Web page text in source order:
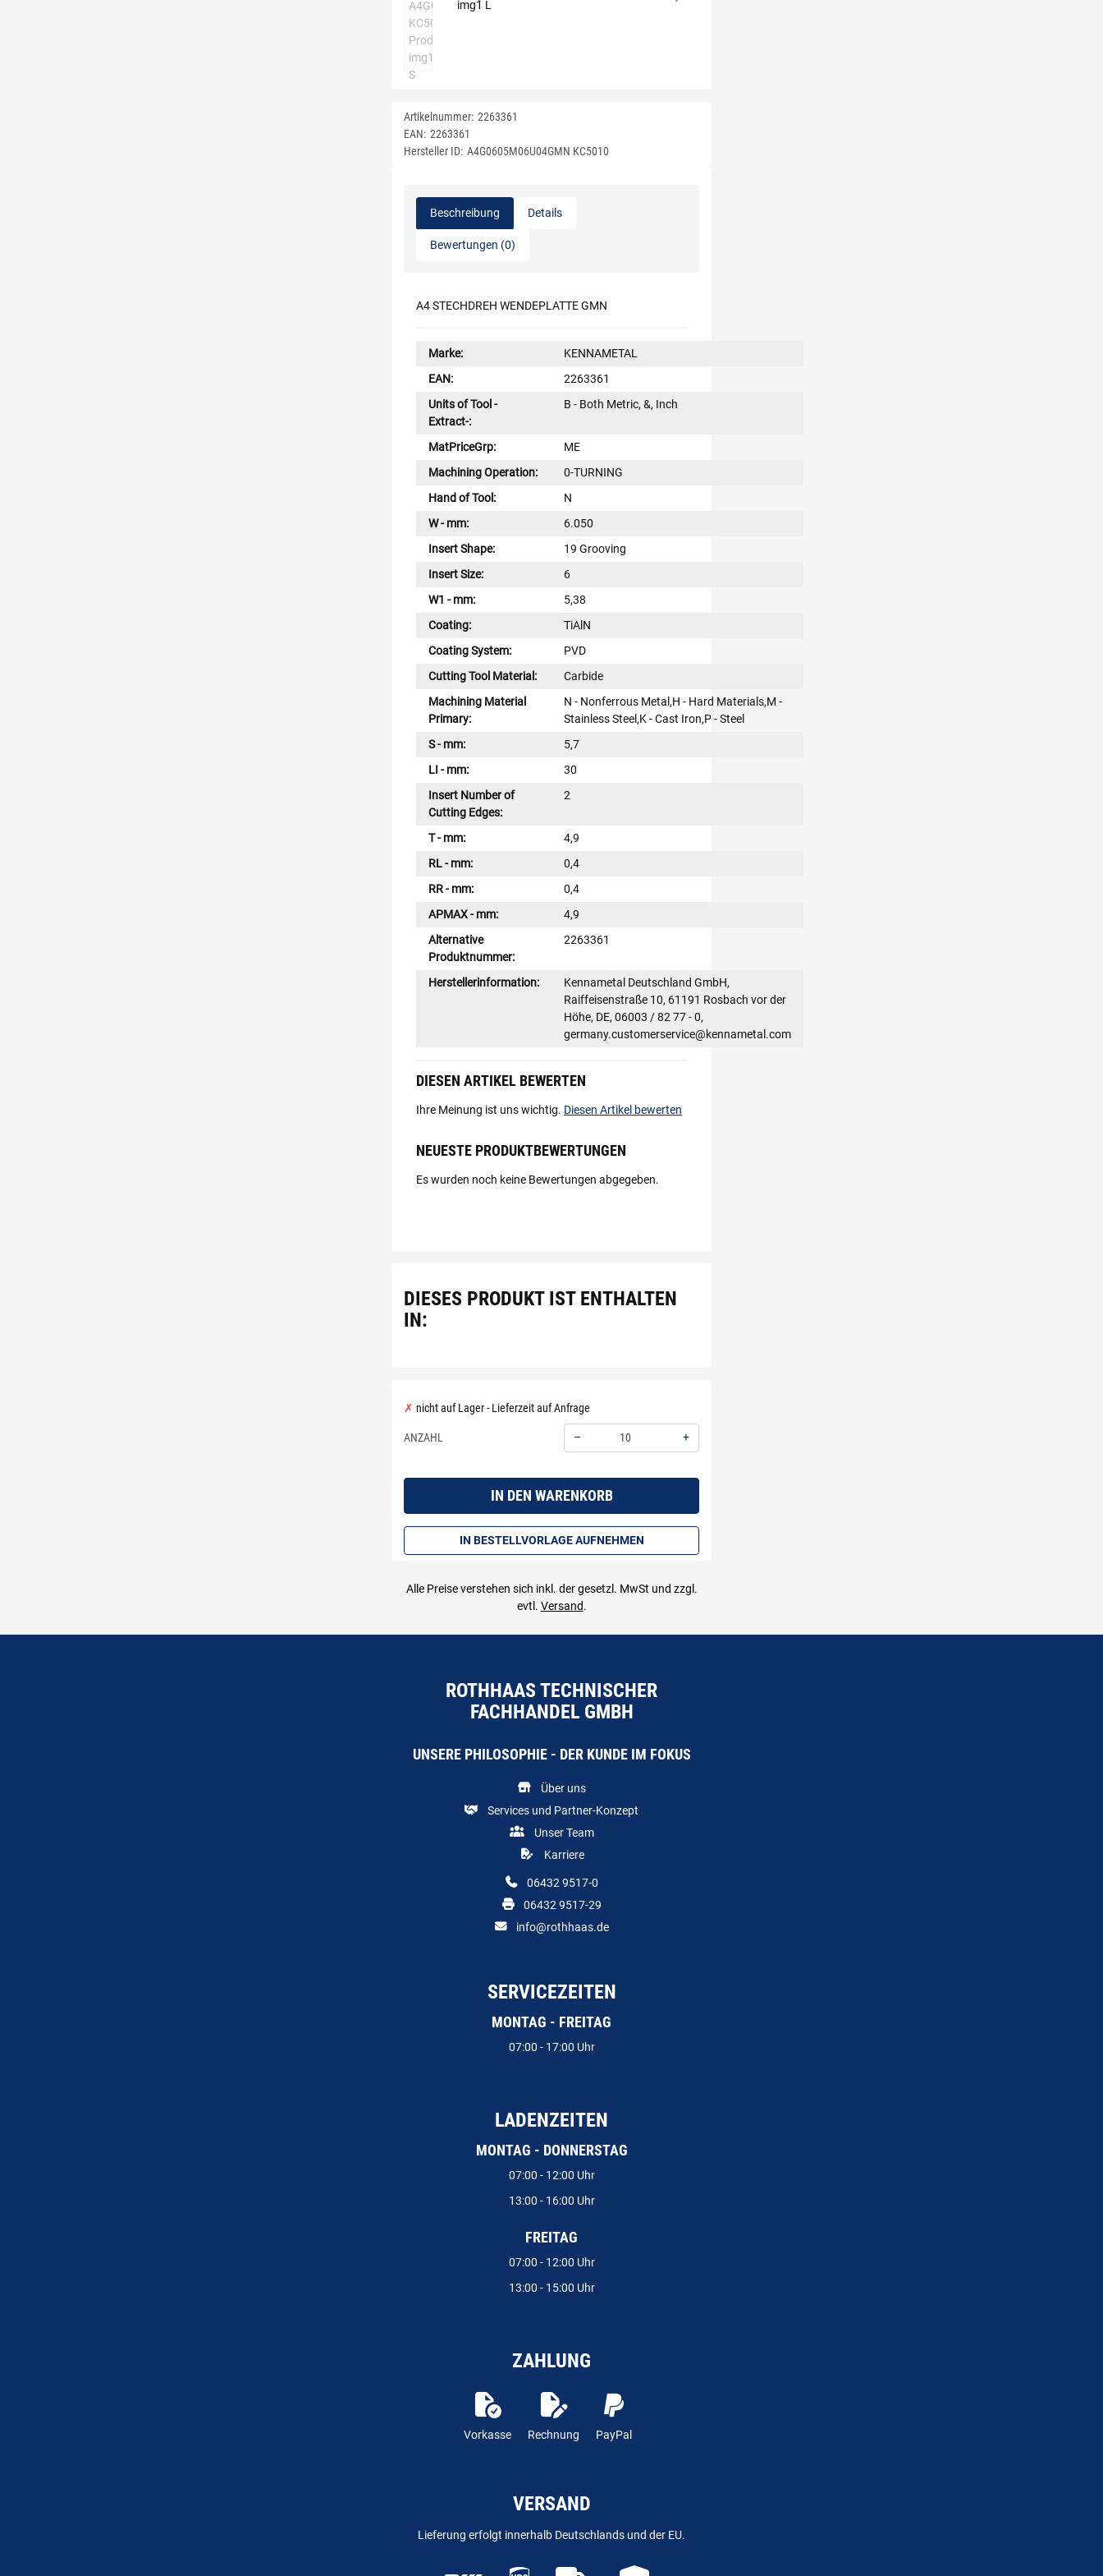
Artikelnummer: 2263361
EAN: 2263361
Hersteller ID: A4G0605M06U04GMN KC5010
Beschreibung Details
Bewertungen (0)
A4 STECHDREH WENDEPLATTE GMN
Marke:
KENNAMETAL
EAN:
2263361
Units of Tool -
Extract-:
B - Both Metric, &, Inch
MatPriceGrp:
ME
Machining Operation:
0-TURNING
Hand of Tool:
N
W - mm:
6.050
Insert Shape:
19 Grooving
Insert Size:
6
W1 - mm:
5,38
Coating:
TiAlN
Coating System:
PVD
Cutting Tool Material:
Carbide
Machining Material
Primary:
N - Nonferrous Metal,H - Hard Materials,M -
Stainless Steel,K - Cast Iron,P - Steel
S - mm:
5,7
LI - mm:
30
Insert Number of
Cutting Edges:
2
T - mm:
4,9
RL - mm:
0,4
RR - mm:
0,4
APMAX - mm:
4,9
Alternative
Produktnummer:
2263361
Herstellerinformation:
Kennametal Deutschland GmbH,
Raiffeisenstraße 10, 61191 Rosbach vor der
Höhe, DE, 06003 / 82 77 - 0,
germany.customerservice@kennametal.com
DIESEN ARTIKEL BEWERTEN
Ihre Meinung ist uns wichtig. Diesen Artikel bewerten
NEUESTE PRODUKTBEWERTUNGEN
Es wurden noch keine Bewertungen abgegeben.
DIESES PRODUKT IST ENTHALTEN
IN:
nicht auf Lager - Lieferzeit auf Anfrage
ANZAHL –
+
IN DEN WARENKORB
IN BESTELLVORLAGE AUFNEHMEN
Alle Preise verstehen sich inkl. der gesetzl. MwSt und zzgl.
evtl. Versand.
ROTHHAAS TECHNISCHER
FACHHANDEL GMBH
UNSERE PHILOSOPHIE - DER KUNDE IM FOKUS
Über uns
Services und Partner-Konzept
Unser Team
Karriere
06432 9517-0
06432 9517-29
info@rothhaas.de
SERVICEZEITEN
MONTAG - FREITAG
07:00 - 17:00 Uhr
LADENZEITEN
MONTAG - DONNERSTAG
07:00 - 12:00 Uhr
13:00 - 16:00 Uhr
FREITAG
07:00 - 12:00 Uhr
13:00 - 15:00 Uhr
ZAHLUNG
Vorkasse Rechnung PayPal
VERSAND
Lieferung erfolgt innerhalb Deutschlands und der EU.